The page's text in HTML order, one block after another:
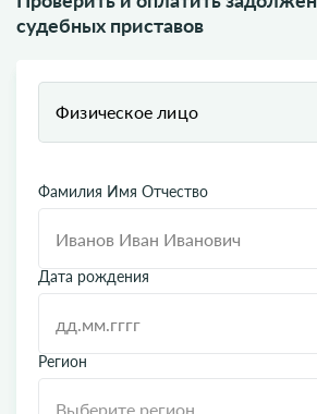
судебных приставов
Физическое лицо
Фамилия Имя Отчество
Дата рождения
Регион